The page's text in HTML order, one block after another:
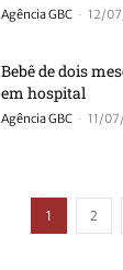
Agência GBC - 12/
Bebê de dois
em hospital
Agência GBC - 11/
1 2